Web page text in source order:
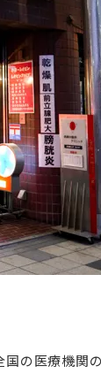
の医療機関